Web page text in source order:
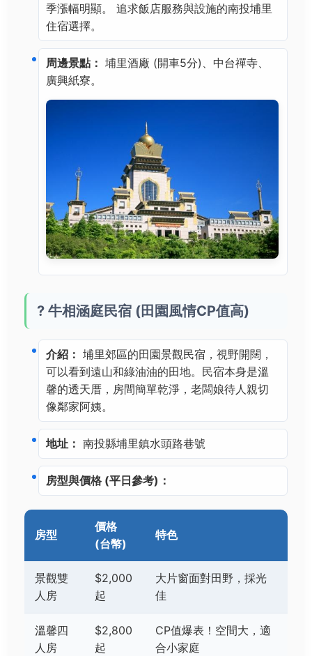
季漲幅明顯。 追求飯店服務與設施的南投埔里
住宿選擇。
周邊景點： 埔里酒廠 (開車5分)、中台禪寺、
廣興紙寮。
? 牛相涵庭民宿 (田園風情CP值高)
介紹： 埔里郊區的田園景觀民宿，視野開闊，
可以看到遠山和綠油油的田地。民宿本身是溫
馨的透天厝，房間簡單乾淨，老闆娘待人親切
像鄰家阿姨。
地址： 南投縣埔里鎮水頭路巷號
房型與價格 (平日參考)：
房型
價格
(台幣)
特色
景觀雙
人房
$2,000
起
大片窗面對田野，採光
佳
溫馨四
人房
$2,800
起
CP值爆表！空間大，適
合小家庭